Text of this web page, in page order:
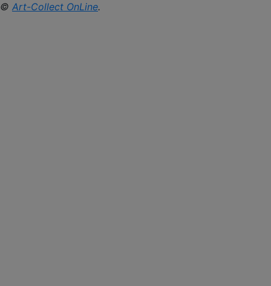
© Art-Collect OnLine.